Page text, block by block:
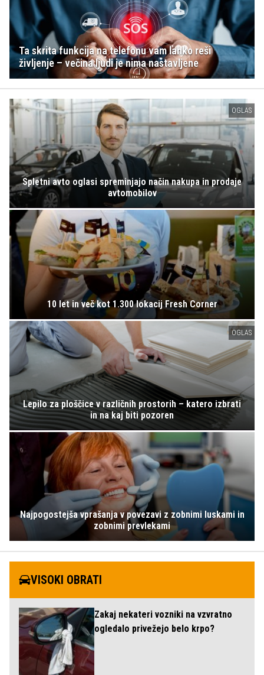
Ta skrita funkcija na telefonu vam lahko reši
življenje – večina ljudi je nima nastavljene
OGLAS
Spletni avto oglasi spreminjajo način nakupa in prodaje
avtomobilov
10 let in več kot 1.300 lokacij Fresh Corner
OGLAS
Lepilo za ploščice v različnih prostorih – katero izbrati
in na kaj biti pozoren
Najpogostejša vprašanja v povezavi z zobnimi luskami in
zobnimi prevlekami
VISOKI OBRATI
Zakaj nekateri vozniki na vzvratno
ogledalo privežejo belo krpo?